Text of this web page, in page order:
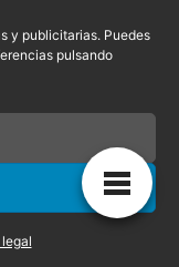
y publicitarias. Puedes
pulsando
2026, desde el
|Contacto